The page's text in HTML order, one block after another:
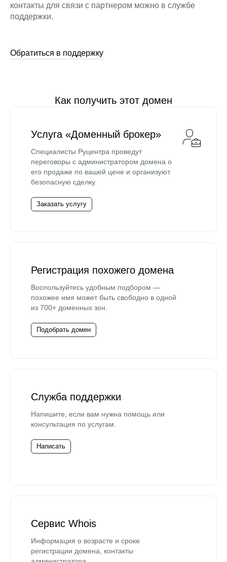
контакты для связи с партнером можно в службе
поддержки.
Обратиться в поддержку
Как получить этот домен
Услуга «Доменный брокер»
Специалисты Руцентра проведут
переговоры с администратором домена о
его продаже по вашей цене и организуют
безопасную сделку.
Заказать услугу
Регистрация похожего домена
Воспользуйтесь удобным подбором —
похожее имя может быть свободно в одной
из 700+ доменных зон.
Подобрать домен
Служба поддержки
Напишите, если вам нужна помощь или
консультация по услугам.
Написать
Сервис Whois
Информация о возрасте и сроке
регистрации домена, контакты